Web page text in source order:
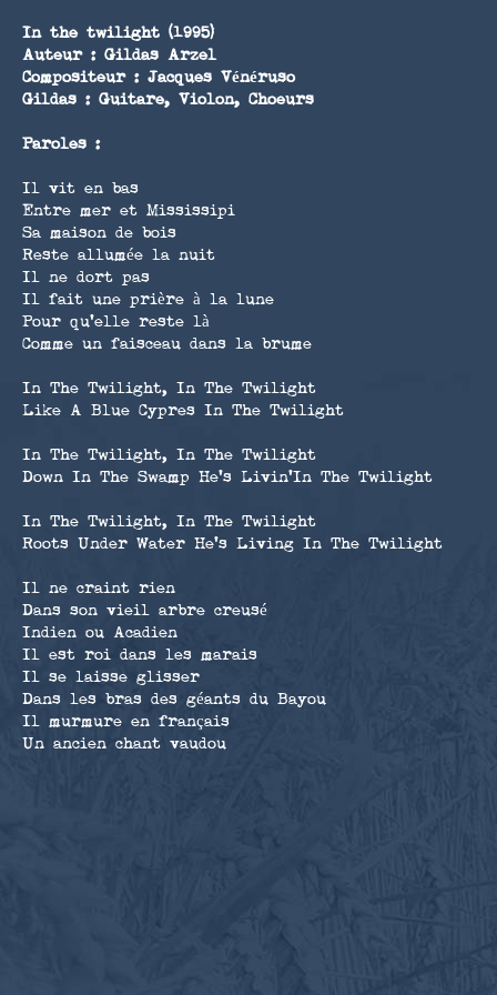
In the twilight (1995)
Auteur : Gildas Arzel
Compositeur : Jacques Vénéruso
Gildas : Guitare, Violon, Choeurs
Paroles :
Il vit en bas
Entre mer et Mississipi
Sa maison de bois
Reste allumée la nuit
Il ne dort pas
Il fait une prière à la lune
Pour qu'elle reste là
Comme un faisceau dans la brume
In The Twilight, In The Twilight
Like A Blue Cypres In The Twilight
In The Twilight, In The Twilight
Down In The Swamp He's Livin'In The Twilight
In The Twilight, In The Twilight
Roots Under Water He's Living In The Twilight
Il ne craint rien
Dans son vieil arbre creusé
Indien ou Acadien
Il est roi dans les marais
Il se laisse glisser
Dans les bras des géants du Bayou
Il murmure en français
Un ancien chant vaudou